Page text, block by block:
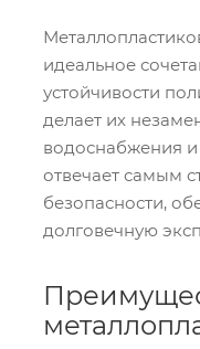
идеальное
устойчивости
делает их
водоснабжения
отвечает самым
безопасности,
долговечную